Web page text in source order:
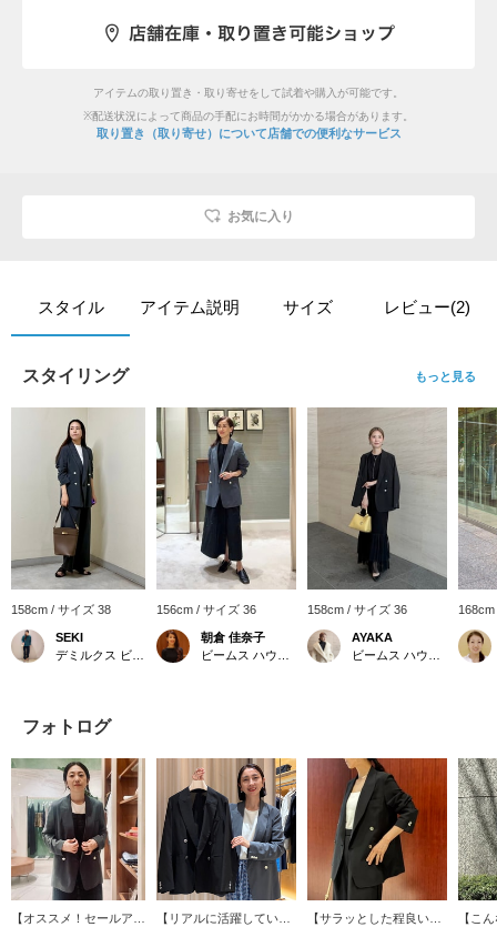
アイテムの取り置き・取り寄せをして試着や購入が可能です。
※配送状況によって商品の手配にお時間がかかる場合があります。
取り置き（取り寄せ）について店舗での便利なサービス
お気に入り
スタイル アイテム説明 サイズ レビュー(2)
スタイリング もっと見る
158cm / サイズ 38
SEKI
156cm / サイズ 36
朝倉 佳奈子
158cm / サイズ 36
AYAKA
フォトログ
【オススメ！セールアイ 【リアルに活躍している 【サラッとした程良い透 【こ